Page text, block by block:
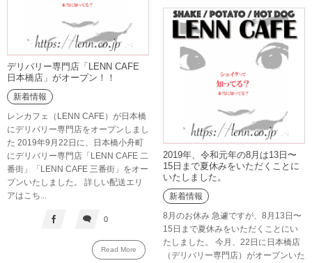
デリバリー専門店「LENN CAFE
日本橋店」がオープン！！
新着情報
レンカフェ（LENN CAFE）が日本橋
にデリバリー専門店をオープンしまし
た 2019年9月22日に、日本橋小舟町
にデリバリー専門店「LENN CAFE 二
番街」「LENN CAFE 三番街」をオー
プンいたしました。 詳しい配送エリ
アはこち...
0
Read More
2019年、令和元年の8月は13日〜
15日まで夏休みをいただくことに
いたしました。
新着情報
8月のお休み 急遽ですが、8月13日〜
15日まで夏休みをいただくことにい
たしました。 今月、22日に日本橋店
（デリバリー専門店）がオープンいた